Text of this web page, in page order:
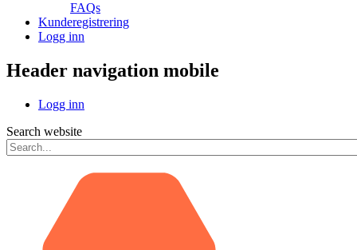
FAQs
Kunderegistrering
Logg inn
Header navigation mobile
Logg inn
Search website